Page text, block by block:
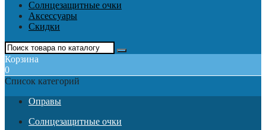
Солнцезащитные очки
Аксессуары
Скидки
Корзина
0
Список категорий
Оправы
Солнцезащитные очки